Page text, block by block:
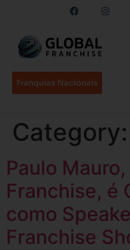
Franquias Nacionais
Category:
Paulo
Franchise, é
como
Franchise